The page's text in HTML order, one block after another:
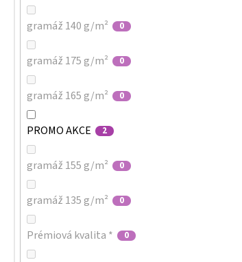
gramáž 140 g/m² 0
gramáž 175 g/m² 0
gramáž 165 g/m² 0
PROMO AKCE 2
gramáž 155 g/m² 0
gramáž 135 g/m² 0
Prémiová kvalita * 0